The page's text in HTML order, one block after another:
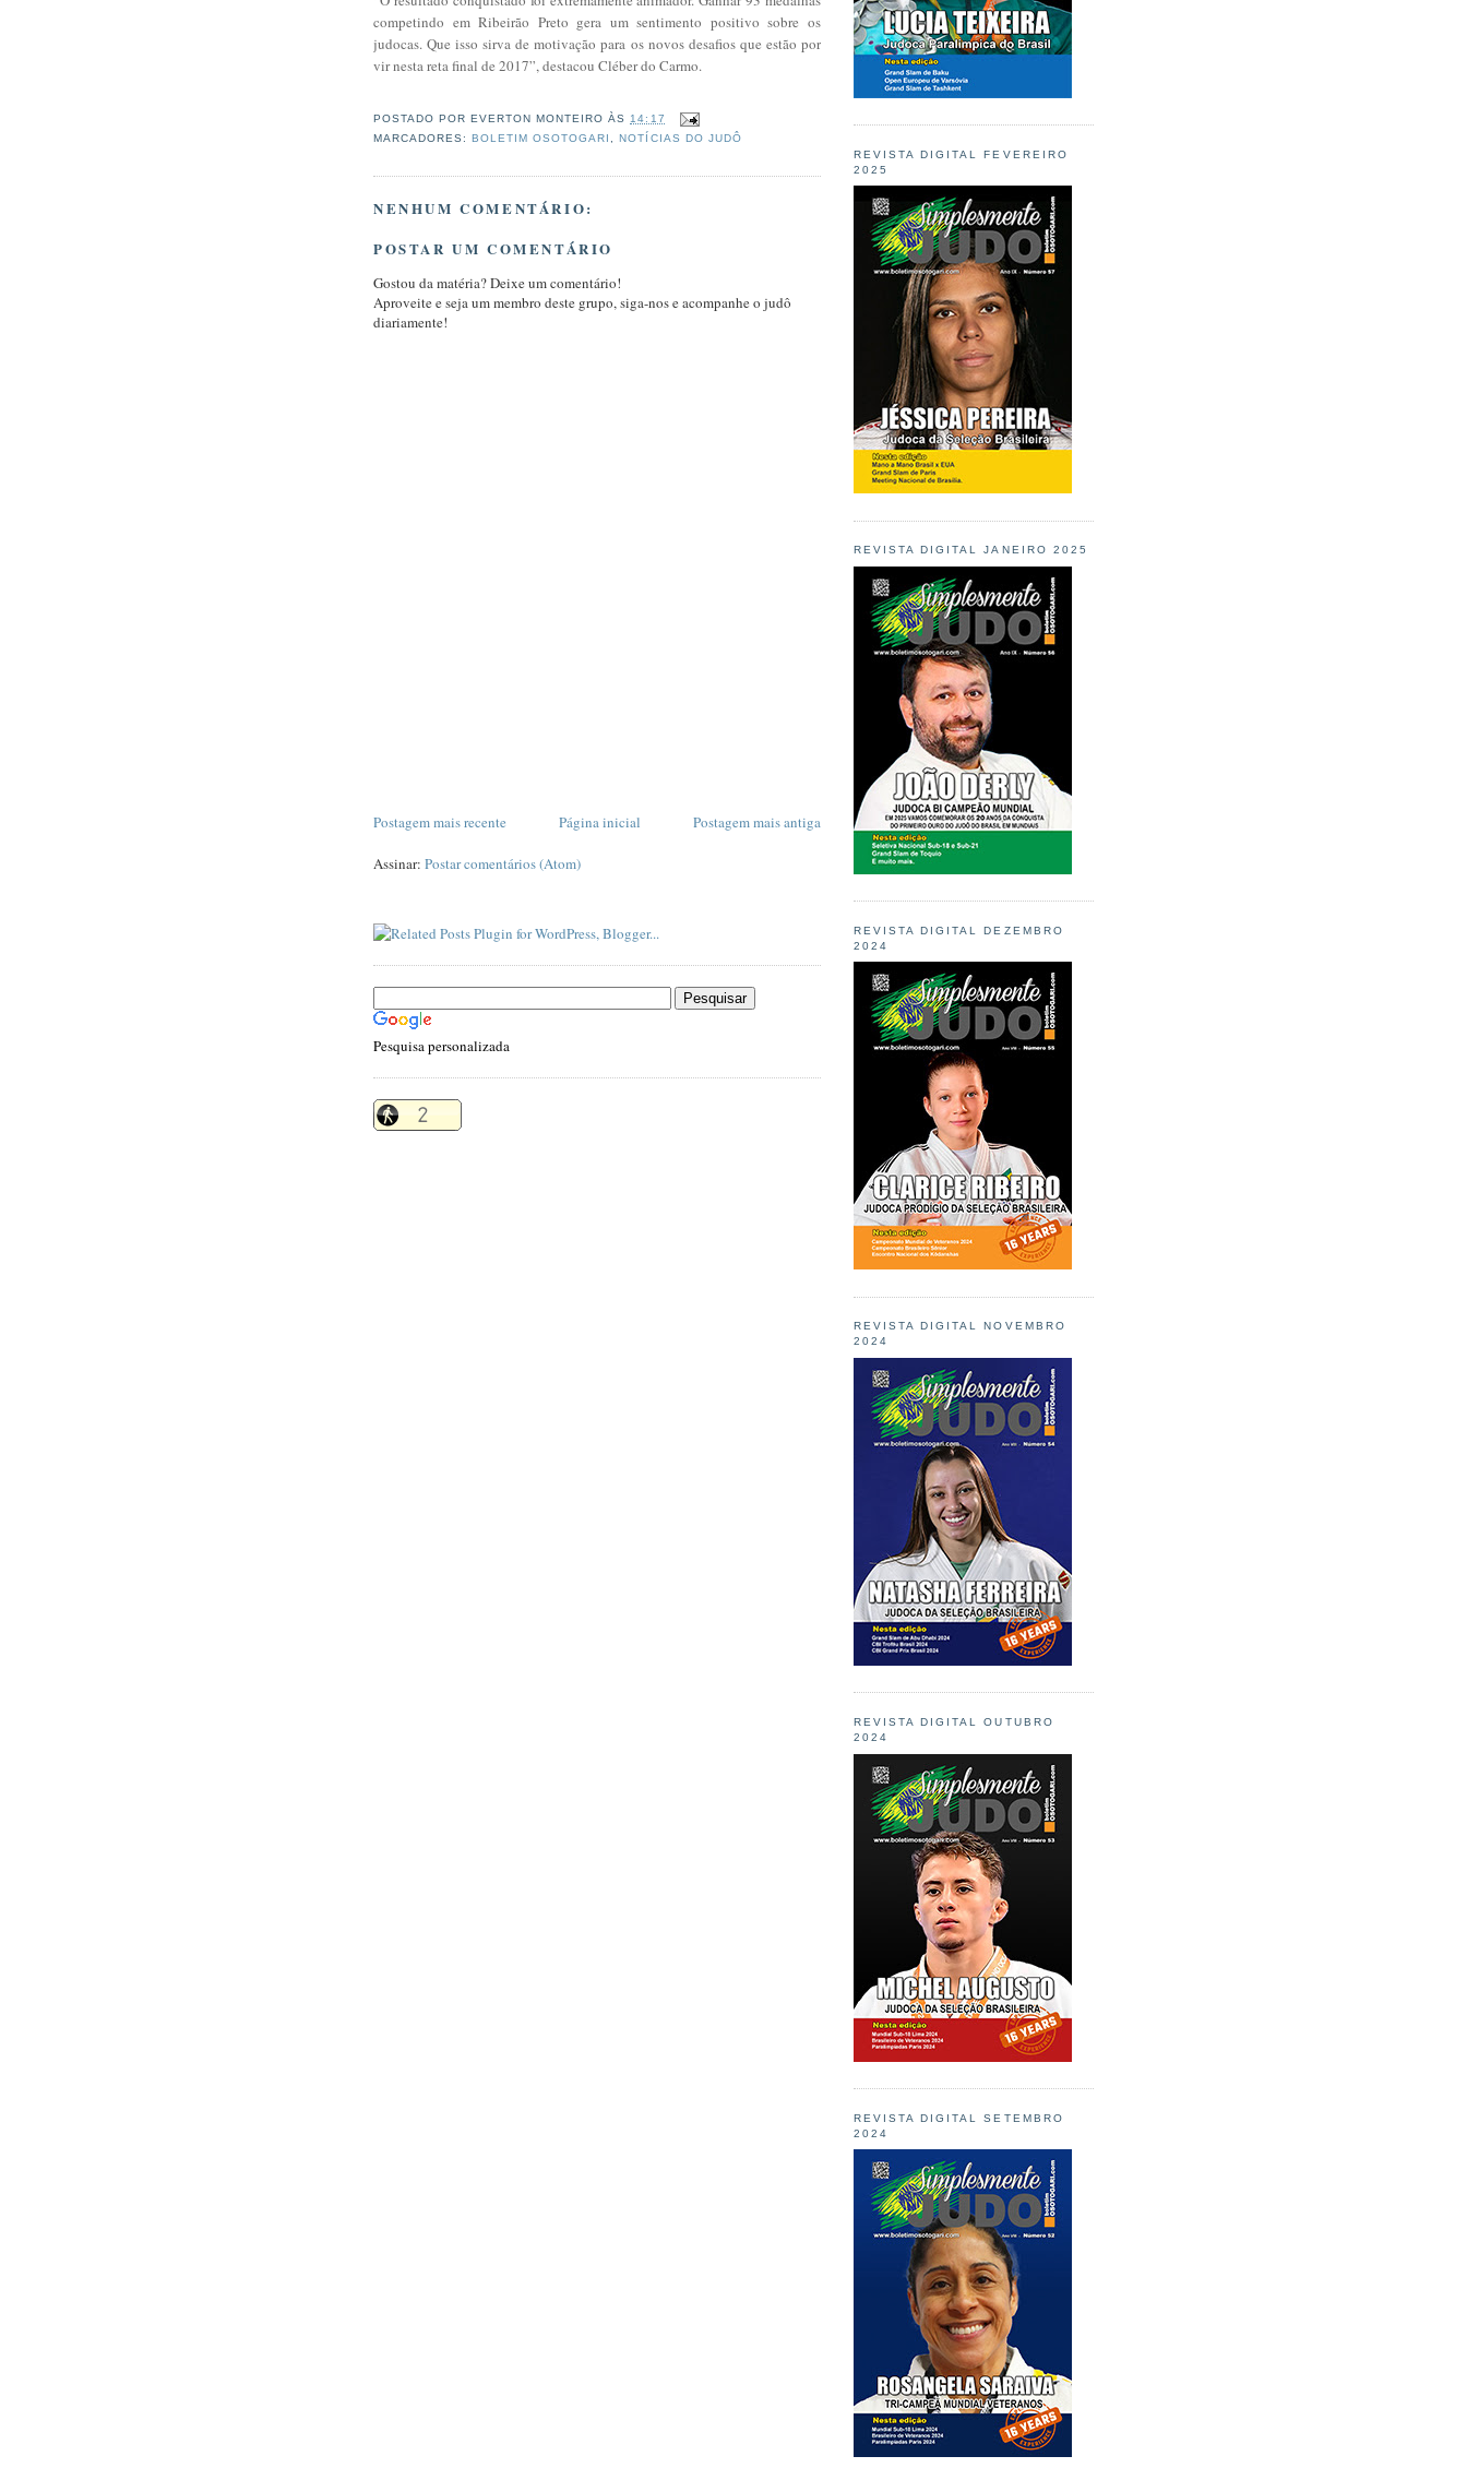
competindo em Ribeirão Preto gera um sentimento positivo sobre os
judocas. Que isso sirva de motivação para os novos desafios que estão por
vir nesta reta final de 2017”, destacou Cléber do Carmo.
POSTADO POR EVERTON MONTEIRO ÀS14:17
MARCADORES:BOLETIM OSOTOGARI ,NOTÍCIAS DO JUDÔ
NENHUM COMENTÁRIO:
POSTAR UM COMENTÁRIO
Gostou da matéria? Deixe um comentário!
Aproveite e seja um membro deste grupo, siga-nos e acompanhe o judô
diariamente!
Postagem mais recente Postagem mais antiga
Página inicial
Assinar: Postar comentários (Atom)
Pesquisa personalizada
REVISTA DIGITAL FEVEREIRO
2025
REVISTA DIGITAL JANEIRO 2025
REVISTA DIGITAL DEZEMBRO
2024
REVISTA DIGITAL NOVEMBRO
2024
REVISTA DIGITAL OUTUBRO
2024
REVISTA DIGITAL SETEMBRO
2024